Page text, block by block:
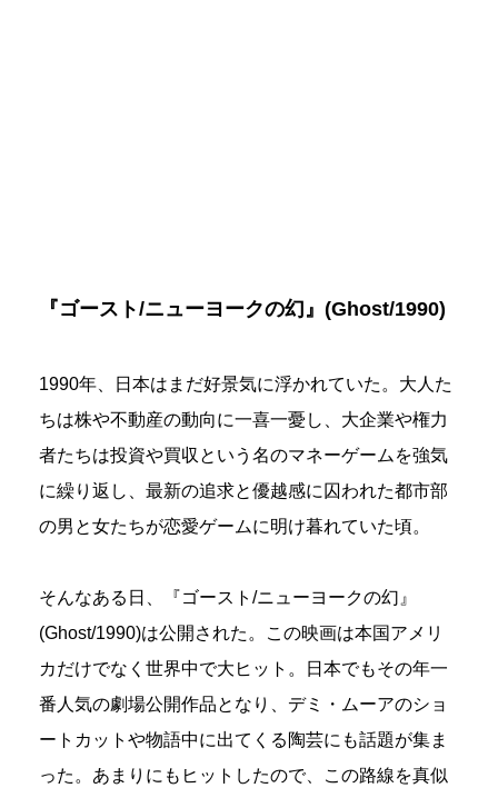
『ゴースト/ニューヨークの幻』(Ghost/1990)
1990年、日本はまだ好景気に浮かれていた。大人た
ちは株や不動産の動向に一喜一憂し、大企業や権力
者たちは投資や買収という名のマネーゲームを強気
に繰り返し、最新の追求と優越感に囚われた都市部
の男と女たちが恋愛ゲームに明け暮れていた頃。
そんなある日、『ゴースト/ニューヨークの幻』
(Ghost/1990)は公開された。この映画は本国アメリ
カだけでなく世界中で大ヒット。日本でもその年一
番人気の劇場公開作品となり、デミ・ムーアのショ
ートカットや物語中に出てくる陶芸にも話題が集ま
った。あまりにもヒットしたので、この路線を真似